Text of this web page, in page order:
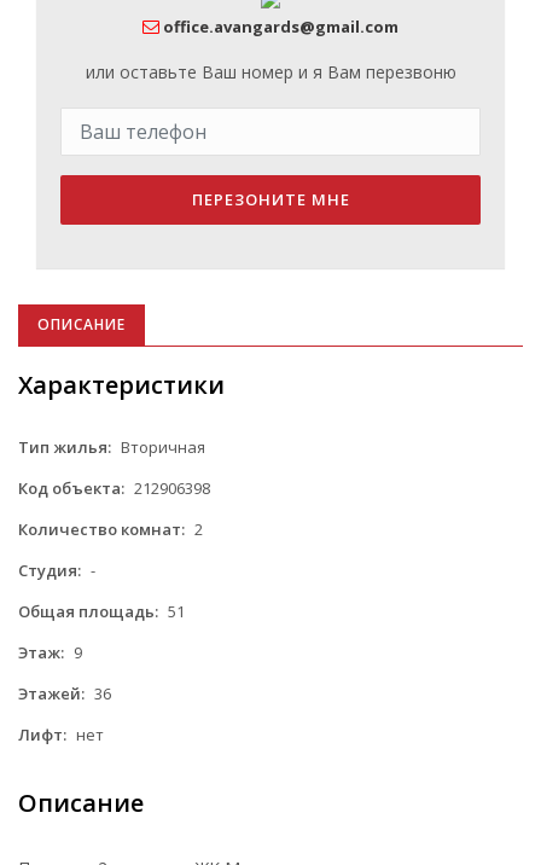
office.avangards@gmail.com
или оставьте Ваш номер и я Вам перезвоню
ПЕРЕЗОНИТЕ МНЕ
ОПИСАНИЕ
Характеристики
Тип жилья: Вторичная
Код объекта: 212906398
Количество комнат: 2
Студия: -
Общая площадь: 51
Этаж: 9
Этажей: 36
Лифт: нет
Описание